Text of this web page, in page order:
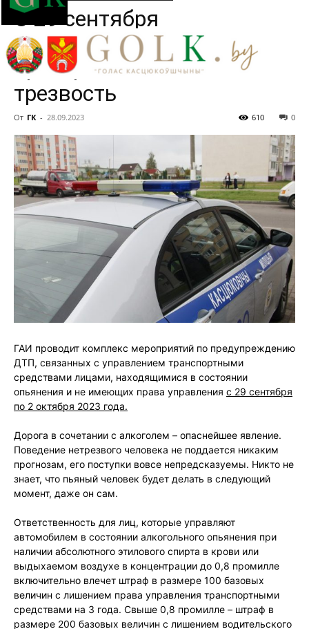
С 29 сентября
Госавтоинспекция
проверит водителей на
трезвость
От ГК - 28.09.2023 0
610
ГАИ проводит комплекс мероприятий по предупреждению
ДТП, связанных с управлением транспортными
средствами лицами, находящимися в состоянии
опьянения и не имеющих права управления с 29 сентября
по 2 октября 2023 года.
Дорога в сочетании с алкоголем – опаснейшее явление.
Поведение нетрезвого человека не поддается никаким
прогнозам, его поступки вовсе непредсказуемы. Никто не
знает, что пьяный человек будет делать в следующий
момент, даже он сам.
Ответственность для лиц, которые управляют
автомобилем в состоянии алкогольного опьянения при
наличии абсолютного этилового спирта в крови или
выдыхаемом воздухе в концентрации до 0,8 промилле
включительно влечет штраф в размере 100 базовых
величин с лишением права управления транспортными
средствами на 3 года. Свыше 0,8 промилле – штраф в
размере 200 базовых величин с лишением водительского